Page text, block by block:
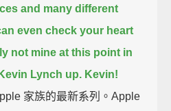
and many different
even check your heart
not mine at this point in
Lynch up. Kevin!
家族的最新系列。Apple